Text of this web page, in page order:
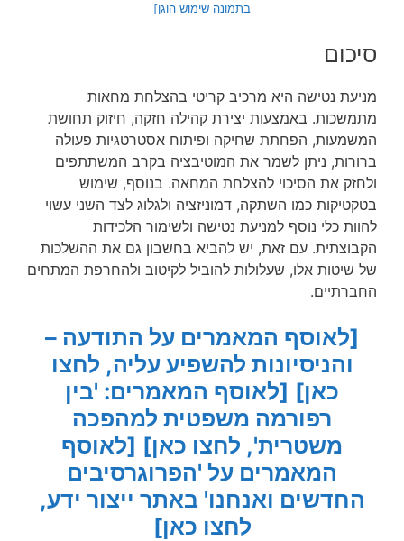
בתמונה שימוש הוגן]
סיכום
מניעת נטישה היא מרכיב קריטי בהצלחת מחאות
מתמשכות. באמצעות יצירת קהילה חזקה, חיזוק תחושת
המשמעות, הפחתת שחיקה ופיתוח אסטרטגיות פעולה
ברורות, ניתן לשמר את המוטיבציה בקרב המשתתפים
ולחזק את הסיכוי להצלחת המחאה. בנוסף, שימוש
בטקטיקות כמו השתקה, דמוניזציה ולגלוג לצד השני עשוי
להוות כלי נוסף למניעת נטישה ולשימור הלכידות
הקבוצתית. עם זאת, יש להביא בחשבון גם את ההשלכות
של שיטות אלו, שעלולות להוביל לקיטוב ולהחרפת המתחים
החברתיים.
[לאוסף המאמרים על התודעה –
והניסיונות להשפיע עליה, לחצו
כאן] [לאוסף המאמרים: 'בין
רפורמה משפטית למהפכה
משטרית', לחצו כאן] [לאוסף
המאמרים על 'הפרוגרסיבים
החדשים ואנחנו' באתר ייצור ידע,
לחצו כאן]